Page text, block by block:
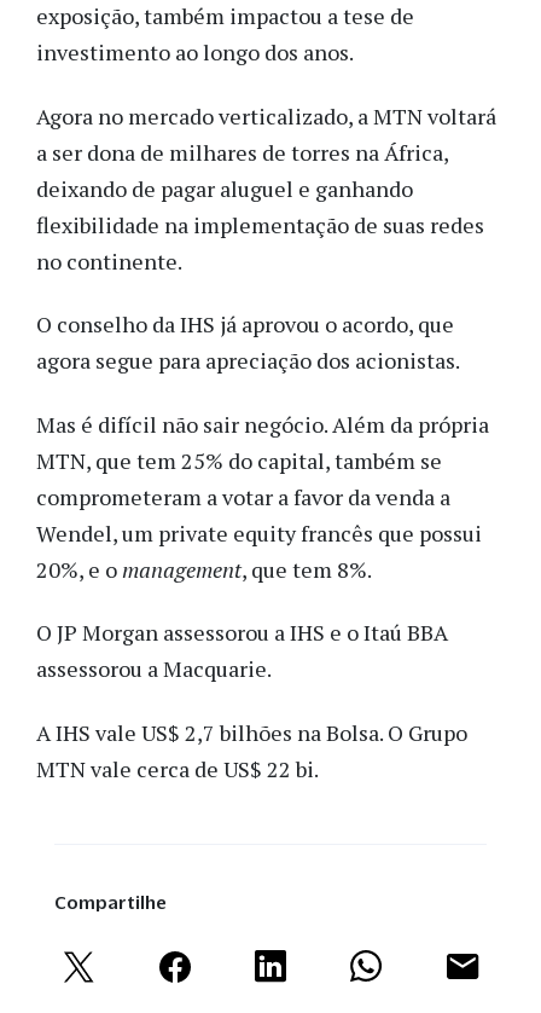
exposição, também impactou a tese de
investimento ao longo dos anos.
Agora no mercado verticalizado, a MTN voltará
a ser dona de milhares de torres na África,
deixando de pagar aluguel e ganhando
flexibilidade na implementação de suas redes
no continente.
O conselho da IHS já aprovou o acordo, que
agora segue para apreciação dos acionistas.
Mas é difícil não sair negócio. Além da própria
MTN, que tem 25% do capital, também se
comprometeram a votar a favor da venda a
Wendel, um private equity francês que possui
20%, e omanagement, que tem 8%.
O JP Morgan assessorou a IHS e o Itaú BBA
assessorou a Macquarie.
A IHS vale US$ 2,7 bilhões na Bolsa. O Grupo
MTN vale cerca de US$ 22 bi.
Compartilhe